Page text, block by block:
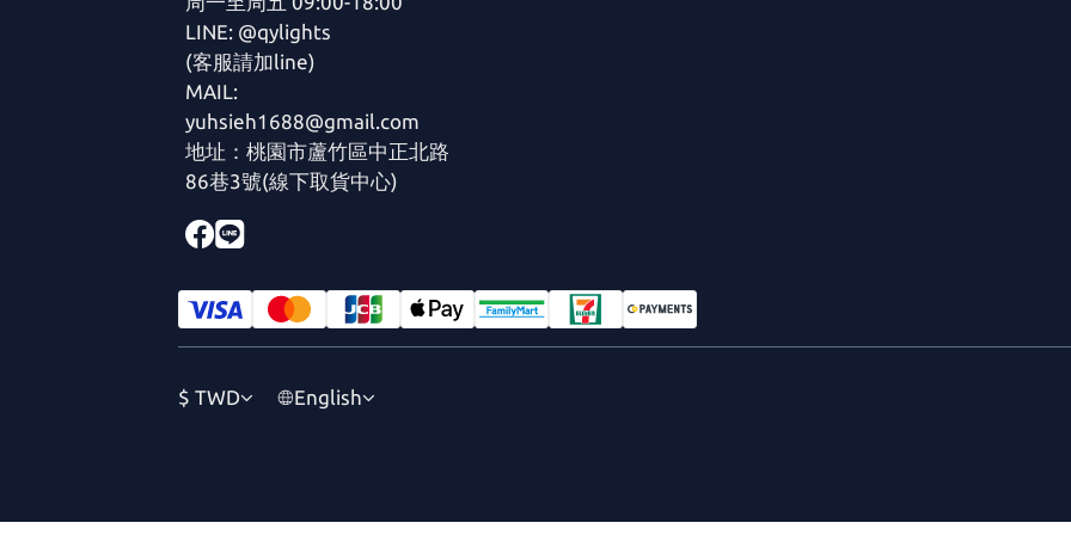
LINE: @qylights
(客服請加line)
MAIL:
yuhsieh1688@gmail.com
地址：桃園市蘆竹區中正北路
86巷3號(線下取貨中心)
$ TWD English